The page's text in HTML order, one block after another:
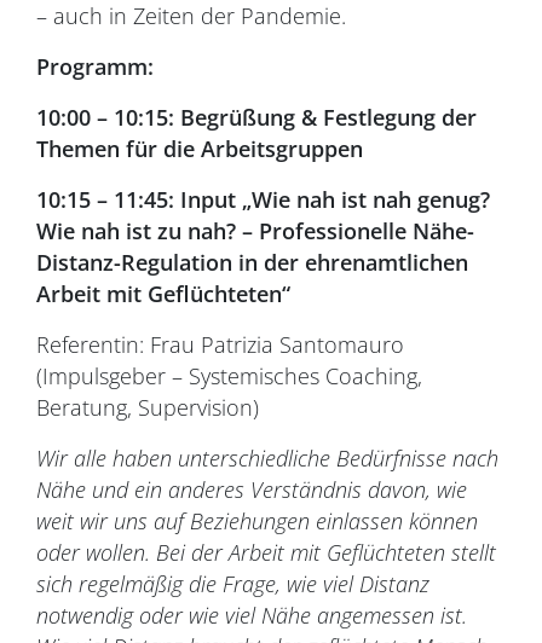
– auch in Zeiten der Pandemie.
Programm:
10:00 – 10:15: Begrüßung & Festlegung der
Themen für die Arbeitsgruppen
10:15 – 11:45: Input „Wie nah ist nah genug?
Wie nah ist zu nah? – Professionelle Nähe-
Distanz-Regulation in der ehrenamtlichen
Arbeit mit Geflüchteten“
Referentin: Frau Patrizia Santomauro
(Impulsgeber – Systemisches Coaching,
Beratung, Supervision)
Wir alle haben unterschiedliche Bedürfnisse nach
Nähe und ein anderes Verständnis davon, wie
weit wir uns auf Beziehungen einlassen können
oder wollen. Bei der Arbeit mit Geflüchteten stellt
sich regelmäßig die Frage, wie viel Distanz
notwendig oder wie viel Nähe angemessen ist.